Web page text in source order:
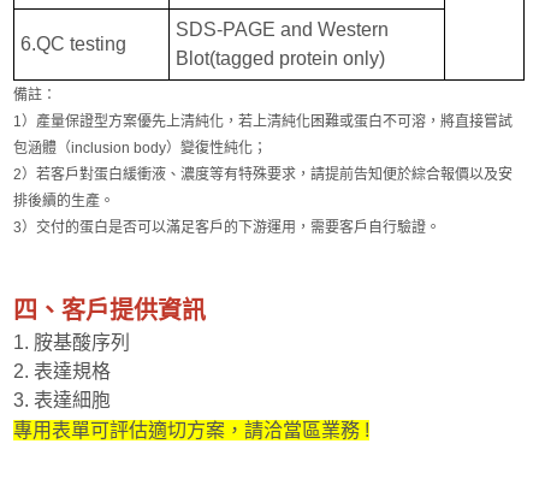
6.QC testing
SDS-PAGE and Western
Blot(tagged protein only)
備註：
1）產量保證型方案優先上清純化，若上清純化困難或蛋白不可溶，將直接嘗試
包涵體（inclusion body）變復性純化；
2）若客戶對蛋白緩衝液、濃度等有特殊要求，請提前告知便於綜合報價以及安
排後續的生產。
3）交付的蛋白是否可以滿足客戶的下游運用，需要客戶自行驗證。
四、客戶提供資訊
1. 胺基酸序列
2. 表達規格
3. 表達細胞
專用表單可評估適切方案，請洽當區業務 !